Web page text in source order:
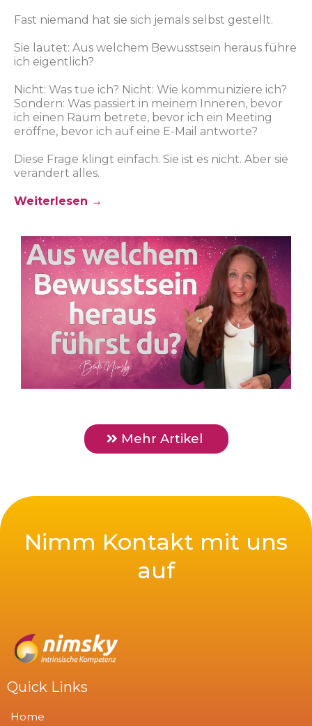
Fast niemand hat sie sich jemals selbst gestellt.
Sie lautet: Aus welchem Bewusstsein heraus führe
ich eigentlich?
Nicht: Was tue ich? Nicht: Wie kommuniziere ich?
Sondern: Was passiert in meinem Inneren, bevor
ich einen Raum betrete, bevor ich ein Meeting
eröffne, bevor ich auf eine E-Mail antworte?
Diese Frage klingt einfach. Sie ist es nicht. Aber sie
verändert alles.
Weiterlesen →
Mehr Artikel
Nimm Kontakt mit uns
auf
Quick Links
Home